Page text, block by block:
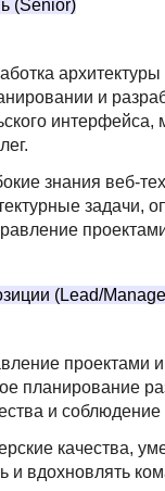
(Senior)
архитектуры
и
интерфейса,
знания веб-
задачи,
(Lead/
проектами
планирование
и соблюдение
качества,
и вдохновлять